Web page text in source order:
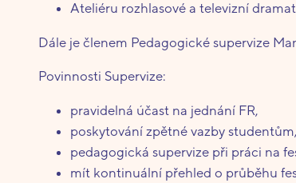
Ateliéru rozhlasové a televizní
Dále je členem Pedagogické supervize
Povinnosti Supervize:
pravidelná účast na jednání FR,
poskytování zpětné vazby
pedagogická supervize při práci na
mít kontinuální přehled o průběhu